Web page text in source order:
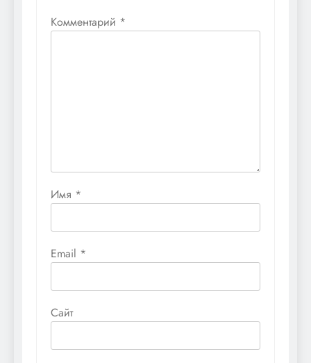
Комментарий *
Имя *
Email *
Сайт